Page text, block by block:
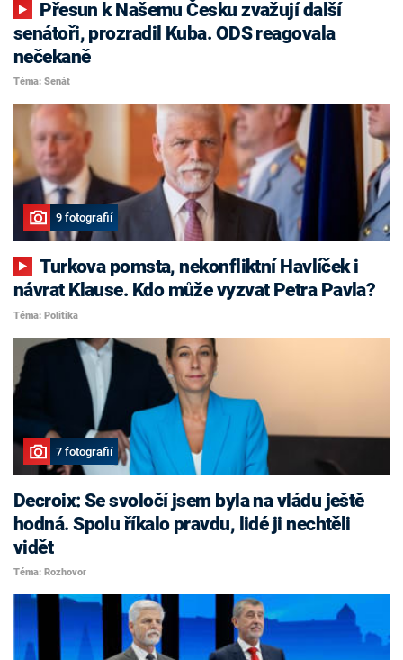
senátoři, prozradil Kuba. ODS reagovala
nečekaně
Téma: Senát
9 fotografií
Turkova pomsta, nekonfliktní Havlíček i
návrat Klause. Kdo může vyzvat Petra Pavla?
Téma: Politika
7 fotografií
Decroix: Se svoločí jsem byla na vládu ještě
hodná. Spolu říkalo pravdu, lidé ji nechtěli
vidět
Téma: Rozhovor